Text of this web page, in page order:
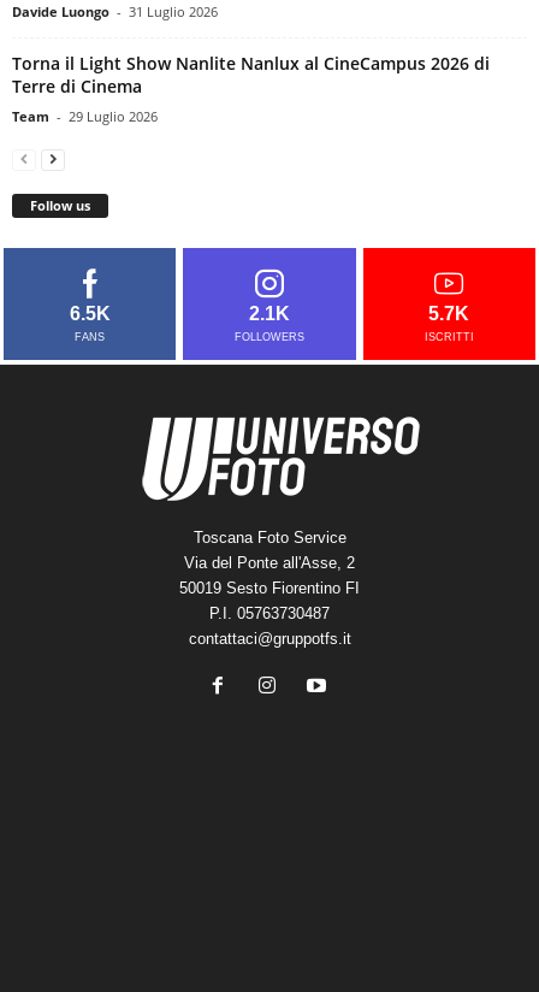
Davide Luongo - 31 Luglio 2026
Torna il Light Show Nanlite Nanlux al CineCampus 2026 di
Terre di Cinema
Team - 29 Luglio 2026
Follow us
6.5K
FANS
2.1K
FOLLOWERS
5.7K
ISCRITTI
Toscana Foto Service
Via del Ponte all'Asse, 2
50019 Sesto Fiorentino FI
P.I. 05763730487
contattaci@gruppotfs.it